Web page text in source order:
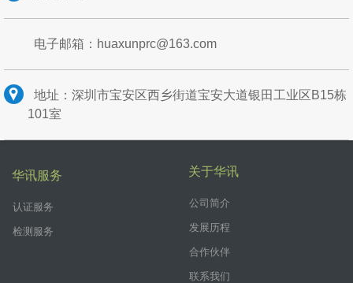
电子邮箱：huaxunprc@163.com
地址：深圳市宝安区西乡街道宝安大道银田工业区B15栋
101室
华讯服务
认证服务
检测服务
关于华讯
公司简介
发展历程
合作伙伴
联系我们